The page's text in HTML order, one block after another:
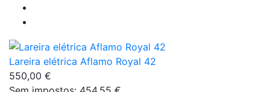
Lareira elétrica Aflamo Royal 42
550,00 €